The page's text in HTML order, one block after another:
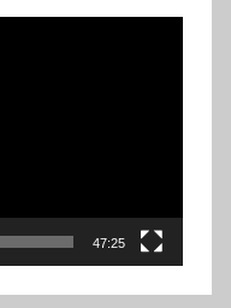
47:25